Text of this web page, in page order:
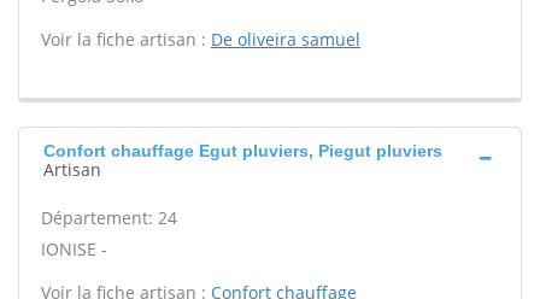
Voir la fiche artisan : De oliveira samuel
Confort chauffage Egut pluviers, Piegut pluviers
Artisan
Département: 24
IONISE -
Voir la fiche artisan : Confort chauffage